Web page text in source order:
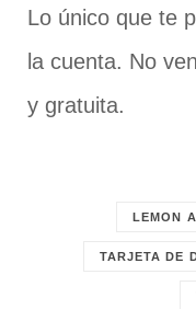
Lo único que te
la cuenta. No
y gratuita.
LEMON
TARJETA DE